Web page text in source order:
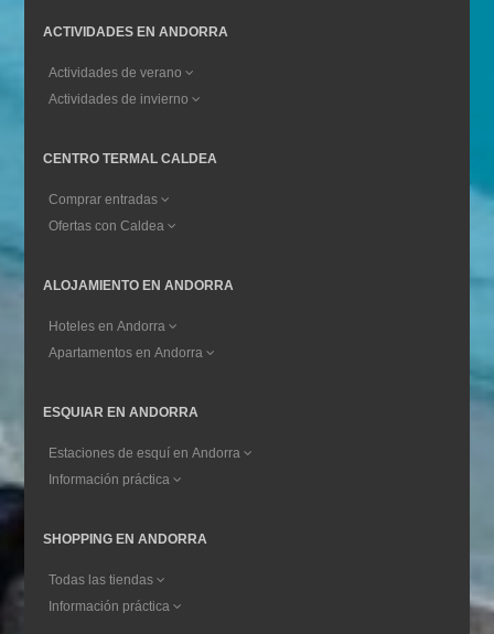
ACTIVIDADES EN ANDORRA
Actividades de verano
Actividades de invierno
CENTRO TERMAL CALDEA
Comprar entradas
Ofertas con Caldea
ALOJAMIENTO EN ANDORRA
Hoteles en Andorra
Apartamentos en Andorra
ESQUIAR EN ANDORRA
Estaciones de esquí en Andorra
Información práctica
SHOPPING EN ANDORRA
Todas las tiendas
Información práctica